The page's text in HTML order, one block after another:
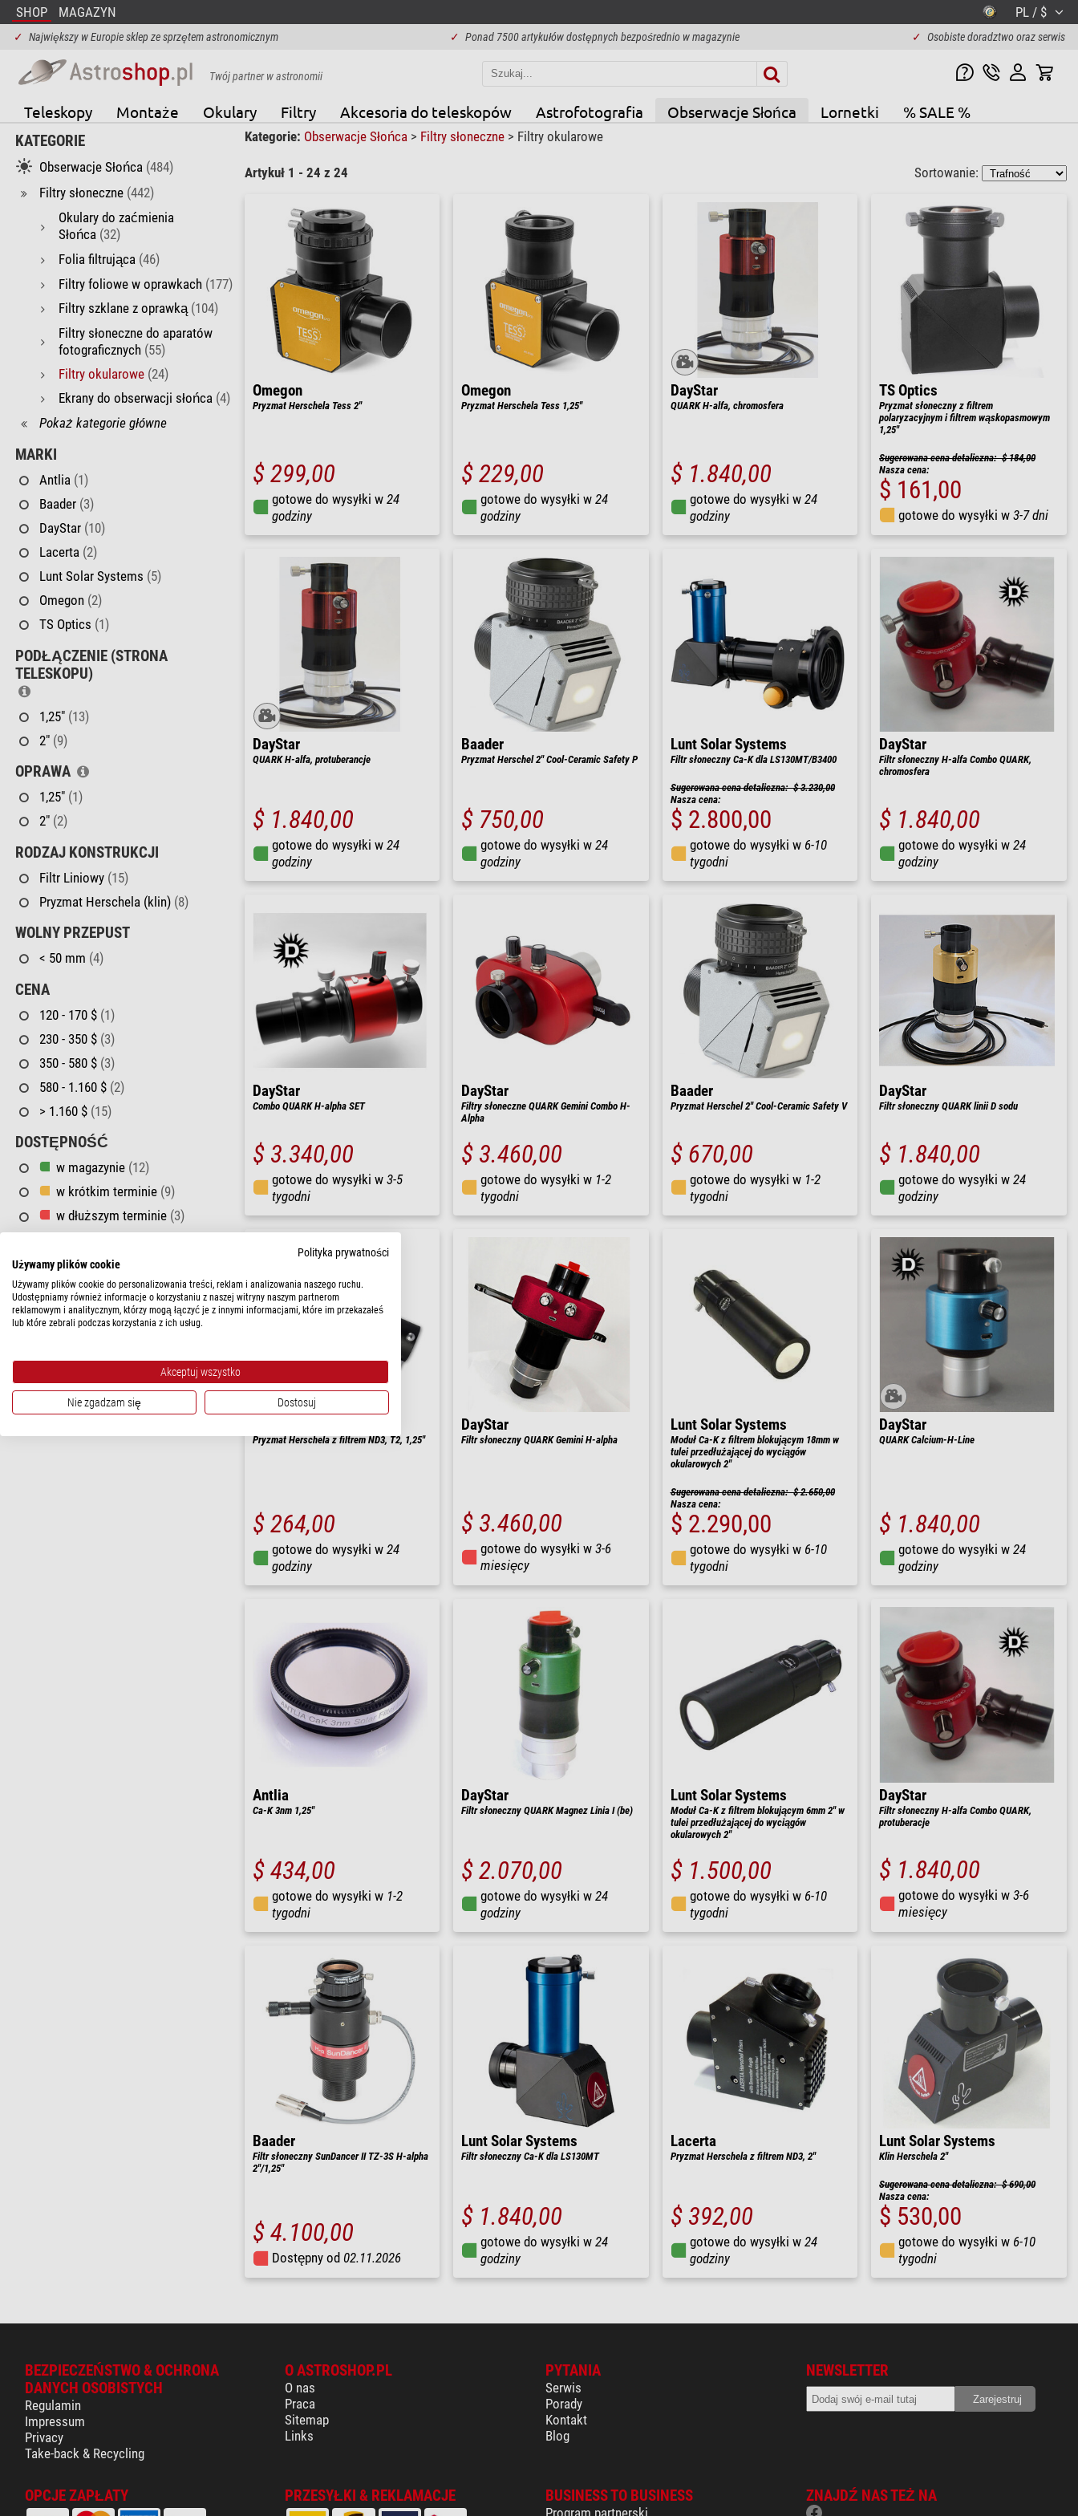
SHOP MAGAZYN PL / $
✓ Największy w Europie sklep ze sprzętem astronomicznym ✓ Ponad 7500 artykułów dostępnych bezpośrednio w magazynie ✓ Osobiste doradztwo oraz serwis
Twój partner w astronomii
Teleskopy Montaże Okulary Filtry Akcesoria do teleskopów Astrofotografia Obserwacje Słońca Lornetki % SALE %
KATEGORIE
Obserwacje Słońca (484)
Filtry słoneczne (442)
Okulary do zaćmienia
Słońca (32)
Folia filtrująca (46)
Filtry foliowe w oprawkach (177)
Filtry szklane z oprawką (104)
Filtry słoneczne do aparatów
fotograficznych (55)
Filtry okularowe (24)
Ekrany do obserwacji słońca (4)
Pokaż kategorie główne
MARKI
Antlia (1)
Baader (3)
DayStar (10)
Lacerta (2)
Lunt Solar Systems (5)
Omegon (2)
TS Optics (1)
PODŁĄCZENIE (STRONA
TELESKOPU)
1,25" (13)
2" (9)
OPRAWA
1,25" (1)
2" (2)
RODZAJ KONSTRUKCJI
Filtr Liniowy (15)
Pryzmat Herschela (klin) (8)
WOLNY PRZEPUST
< 50 mm (4)
CENA
120 - 170 $ (1)
230 - 350 $ (3)
350 - 580 $ (3)
580 - 1.160 $ (2)
> 1.160 $ (15)
DOSTĘPNOŚĆ
w magazynie (12)
w krótkim terminie (9)
w dłuższym terminie (3)
Kategorie: Obserwacje Słońca > Filtry słoneczne > Filtry okularowe
Artykuł 1 - 24 z 24 Sortowanie:
Omegon
Pryzmat Herschela Tess 2''
$ 299,00
gotowe do wysyłki w 24
godziny
Omegon
Pryzmat Herschela Tess 1,25''
$ 229,00
gotowe do wysyłki w 24
godziny
DayStar
QUARK H-alfa, chromosfera
$ 1.840,00
gotowe do wysyłki w 24
godziny
TS Optics
Pryzmat słoneczny z filtrem
polaryzacyjnym i filtrem wąskopasmowym
1,25"
Sugerowana cena detaliczna: $ 184,00
Nasza cena:
$ 161,00
gotowe do wysyłki w 3-7 dni
DayStar
QUARK H-alfa, protuberancje
$ 1.840,00
gotowe do wysyłki w 24
godziny
Baader
Pryzmat Herschel 2" Cool-Ceramic Safety P
$ 750,00
gotowe do wysyłki w 24
godziny
Lunt Solar Systems
Filtr słoneczny Ca-K dla LS130MT/B3400
Sugerowana cena detaliczna: $ 3.230,00
Nasza cena:
$ 2.800,00
gotowe do wysyłki w 6-10
tygodni
DayStar
Filtr słoneczny H-alfa Combo QUARK,
chromosfera
$ 1.840,00
gotowe do wysyłki w 24
godziny
DayStar
Combo QUARK H-alpha SET
$ 3.340,00
gotowe do wysyłki w 3-5
tygodni
DayStar
Filtry słoneczne QUARK Gemini Combo H-
Alpha
$ 3.460,00
gotowe do wysyłki w 1-2
tygodni
Baader
Pryzmat Herschel 2" Cool-Ceramic Safety V
$ 670,00
gotowe do wysyłki w 1-2
tygodni
DayStar
Filtr słoneczny QUARK linii D sodu
$ 1.840,00
gotowe do wysyłki w 24
godziny
Pryzmat Herschela z filtrem ND3, T2, 1,25"
$ 264,00
gotowe do wysyłki w 24
godziny
DayStar
Filtr słoneczny QUARK Gemini H-alpha
$ 3.460,00
gotowe do wysyłki w 3-6
miesięcy
Lunt Solar Systems
Moduł Ca-K z filtrem blokującym 18mm w
tulei przedłużającej do wyciągów
okularowych 2"
Sugerowana cena detaliczna: $ 2.650,00
Nasza cena:
$ 2.290,00
gotowe do wysyłki w 6-10
tygodni
DayStar
QUARK Calcium-H-Line
$ 1.840,00
gotowe do wysyłki w 24
godziny
Antlia
Ca-K 3nm 1,25"
$ 434,00
gotowe do wysyłki w 1-2
tygodni
DayStar
Filtr słoneczny QUARK Magnez Linia I (be)
$ 2.070,00
gotowe do wysyłki w 24
godziny
Lunt Solar Systems
Moduł Ca-K z filtrem blokującym 6mm 2" w
tulei przedłużającej do wyciągów
okularowych 2"
$ 1.500,00
gotowe do wysyłki w 6-10
tygodni
DayStar
Filtr słoneczny H-alfa Combo QUARK,
protuberacje
$ 1.840,00
gotowe do wysyłki w 3-6
miesięcy
Baader
Filtr słoneczny SunDancer II TZ-3S H-alpha
2"/1,25"
$ 4.100,00
Dostępny od 02.11.2026
Lunt Solar Systems
Filtr słoneczny Ca-K dla LS130MT
$ 1.840,00
gotowe do wysyłki w 24
godziny
Lacerta
Pryzmat Herschela z filtrem ND3, 2"
$ 392,00
gotowe do wysyłki w 24
godziny
Lunt Solar Systems
Klin Herschela 2"
Sugerowana cena detaliczna: $ 690,00
Nasza cena:
$ 530,00
gotowe do wysyłki w 6-10
tygodni
BEZPIECZEŃSTWO & OCHRONA
DANYCH OSOBISTYCH
Regulamin
Impressum
Privacy
Take-back & Recycling
O ASTROSHOP.PL
O nas
Praca
Sitemap
Links
PYTANIA
Serwis
Porady
Kontakt
Blog
NEWSLETTER
OPCJE ZAPŁATY PRZESYŁKI & REKLAMACJE BUSINESS TO BUSINESS ZNAJDŹ NAS TEŻ NA
Polityka prywatności
Używamy plików cookie
Używamy plików cookie do personalizowania treści, reklam i analizowania naszego ruchu.
Udostępniamy również informacje o korzystaniu z naszej witryny naszym partnerom
reklamowym i analitycznym, którzy mogą łączyć je z innymi informacjami, które im przekazałeś
lub które zebrali podczas korzystania z ich usług.
Akceptuj wszystko
Nie zgadzam się Dostosuj